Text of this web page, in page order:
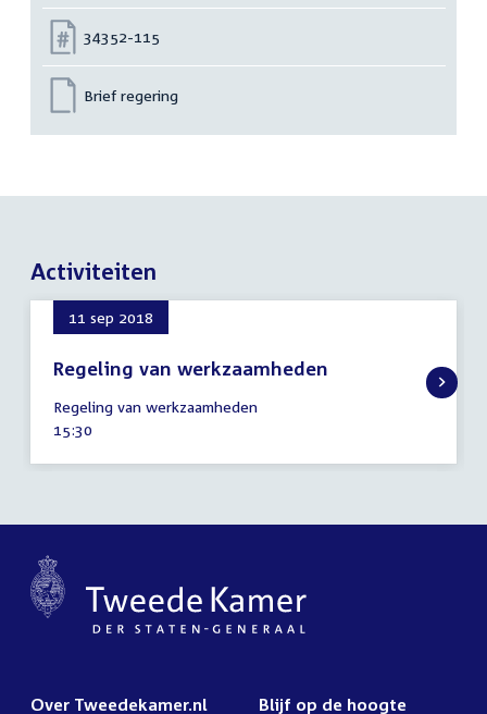
Nummer:
34352-115
Brief regering
Activiteiten
11 sep 2018
Regeling van werkzaamheden
september
2018
Regeling van werkzaamheden
Tijd
15:30
Over Tweedekamer.nl Blijf op de hoogte